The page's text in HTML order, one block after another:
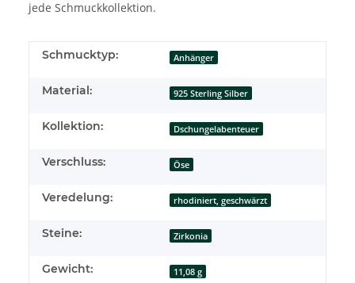
jede Schmuckkollektion.
Schmucktyp: Anhänger
Material: 925 Sterling Silber
Kollektion: Dschungelabenteuer
Verschluss: Öse
Veredelung: rhodiniert, geschwärzt
Steine: Zirkonia
Gewicht: 11,08 g